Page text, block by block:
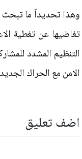
وهذا تحديداً ما تبحث
تغاضيها عن تغطية
التنظيم المشدد
الامن مع الحراك
اضف تعليق